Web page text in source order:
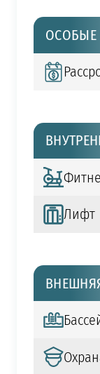
ОСОБЫЕ
Лифт